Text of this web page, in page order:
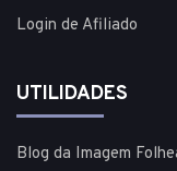
Login de Afiliado
UTILIDADES
Blog da Imagem